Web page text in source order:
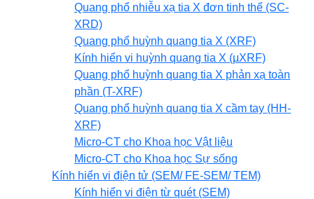
Quang phổ nhiễu xạ tia X đơn tinh thể (SC-
XRD)
Quang phổ huỳnh quang tia X (XRF)
Kính hiển vi huỳnh quang tia X (µXRF)
Quang phổ huỳnh quang tia X phản xạ toàn
phần (T-XRF)
Quang phổ huỳnh quang tia X cầm tay (HH-
XRF)
Micro-CT cho Khoa học Vật liệu
Micro-CT cho Khoa học Sự sống
Kính hiển vi điện tử (SEM/ FE-SEM/ TEM)
Kính hiển vi điện từ quét (SEM)